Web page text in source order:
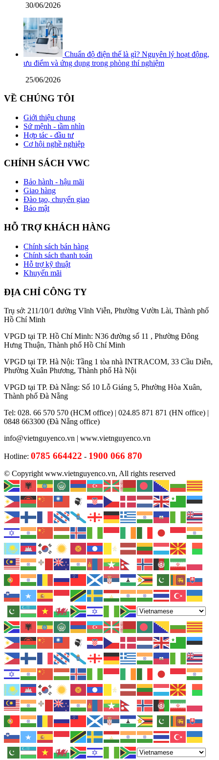
30/06/2026
Chuẩn độ điện thế là gì? Nguyên lý hoạt động,
ưu điểm và ứng dụng trong phòng thí nghiệm
25/06/2026
VỀ CHÚNG TÔI
Giới thiệu chung
Sứ mệnh - tầm nhìn
Hợp tác - đầu tư
Cơ hội nghề nghiệp
CHÍNH SÁCH VWC
Bảo hành - hậu mãi
Giao hàng
Đào tạo, chuyển giao
Bảo mật
HỖ TRỢ KHÁCH HÀNG
Chính sách bán hàng
Chính sách thanh toán
Hỗ trợ kỹ thuật
Khuyến mãi
ĐỊA CHỈ CÔNG TY
Trụ sở: 211/10/1 đường Vĩnh Viễn, Phường Vườn Lài, Thành phố
Hồ Chí Minh
VPGD tại TP. Hồ Chí Minh: N36 đường số 11 , Phường Đông
Hưng Thuận, Thành phố Hồ Chí Minh
VPGD tại TP. Hà Nội: Tầng 1 tòa nhà INTRACOM, 33 Cầu Diễn,
Phường Xuân Phương, Thành phố Hà Nội
VPGD tại TP. Đà Nẵng: Số 10 Lỗ Giáng 5, Phường Hòa Xuân,
Thành phố Đà Nẵng
Tel: 028. 66 570 570 (HCM office) | 024.85 871 871 (HN office) |
0848 663300 (Đà Nẵng office)
info@vietnguyenco.vn | www.vietnguyenco.vn
Hotline: 0785 664422 - 1900 066 870
© Copyright www.vietnguyenco.vn, All rights reserved